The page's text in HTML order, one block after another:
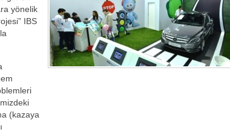
yönelik
IBS
(kazaya